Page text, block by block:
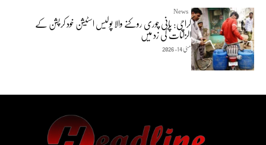
News
کراچی: پانی چوری روکنے والا پولیس اسٹیشن خود کرپشن کے
الزامات کی زد میں
مئی 14, 2026